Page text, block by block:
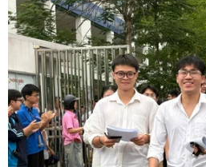
(Nguồn:
Công ty Immersive Korea
vụ thông báo push dành